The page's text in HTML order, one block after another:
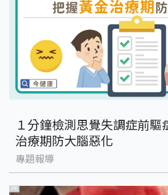
１分鐘檢測思覺失調症前驅
治療期防大腦惡化
專題報導
PR